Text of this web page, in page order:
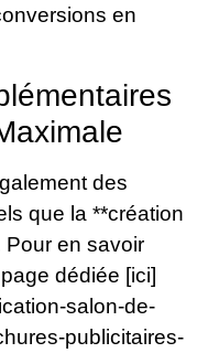
en
des
que la **création
Pour en savoir
dédiée [ici]
salon-de-
publicitaires-